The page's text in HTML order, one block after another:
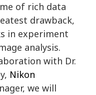
of rich data
drawback,
in experiment
analysis.
with Dr.
Nikon
we will